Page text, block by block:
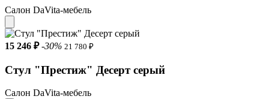
Салон DaVita-мебель
15 246 ₽ -30% 21 780 ₽
Стул "Престиж" Десерт серый
Салон DaVita-мебель